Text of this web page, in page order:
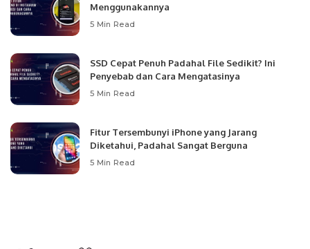
Menggunakannya
5 Min Read
SSD Cepat Penuh Padahal File Sedikit? Ini
Penyebab dan Cara Mengatasinya
5 Min Read
Fitur Tersembunyi iPhone yang Jarang
Diketahui, Padahal Sangat Berguna
5 Min Read